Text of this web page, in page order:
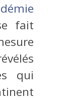
fait
qui